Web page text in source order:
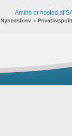
Amino er hosted af
Nyhedsbrev